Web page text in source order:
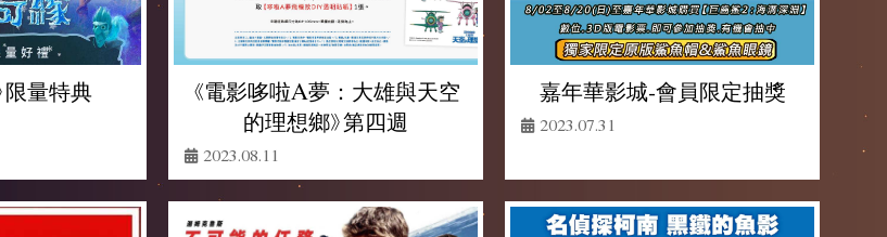
限量特典
《電影哆啦A夢：大雄與天空
的理想鄉》第四週
2023.08.11
嘉年華影城-會員限定抽獎
2023.07.31